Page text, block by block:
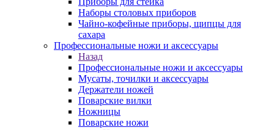
Наборы столовых приборов
Чайно-кофейные приборы, щипцы для
сахара
Профессиональные ножи и аксессуары
Назад
Профессиональные ножи и аксессуары
Мусаты, точилки и аксессуары
Держатели ножей
Поварские вилки
Ножницы
Поварские ножи